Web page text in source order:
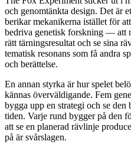
och genomtänkta design. Det är
berikar mekanikerna istället för
bedriva genetisk forskning — att
rätt tärningsresultat och se sina
tematisk resonans som få andra
och berättelse.
En annan styrka är hur spelet
kännas överväldigande. Fem
bygga upp en strategi och se den
tiden. Varje rund bygger på den
att se en planerad rävlinje
på är svårslagen.